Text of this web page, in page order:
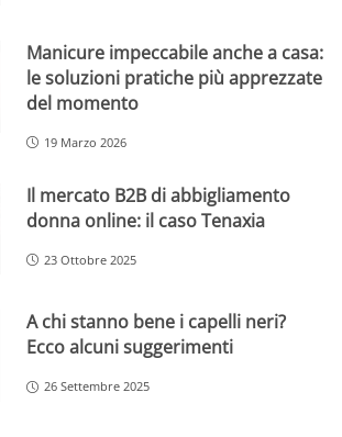
Manicure impeccabile anche a casa:
le soluzioni pratiche più apprezzate
del momento
19 Marzo 2026
Il mercato B2B di abbigliamento
donna online: il caso Tenaxia
23 Ottobre 2025
A chi stanno bene i capelli neri?
Ecco alcuni suggerimenti
26 Settembre 2025